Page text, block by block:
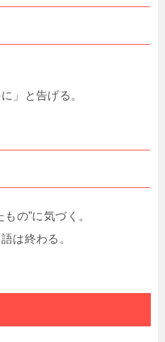
」と告げる。
の”に気づく。
は終わる。